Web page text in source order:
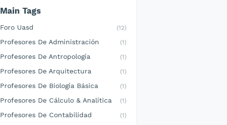
Main Tags
Foro Uasd (12)
Profesores De Administración (1)
Profesores De Antropología (1)
Profesores De Arquitectura (1)
Profesores De Biología Básica (1)
Profesores De Cálculo & Analítica (1)
Profesores De Contabilidad (1)